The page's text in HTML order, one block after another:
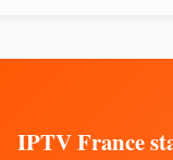
IPTV France